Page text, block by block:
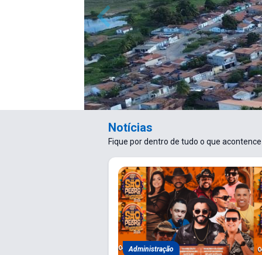
Notícias
Fique por dentro de tudo o que acontence
Administração